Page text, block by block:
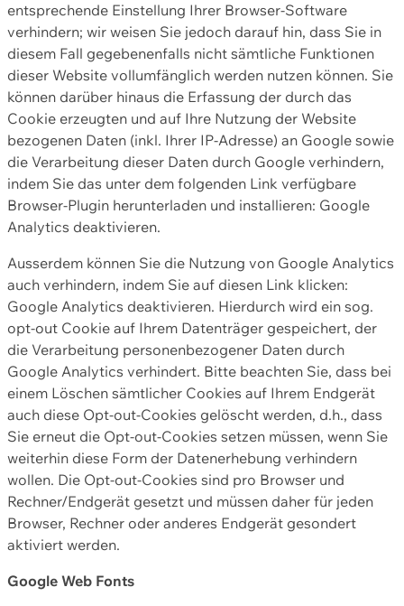
entsprechende Einstellung Ihrer Browser-Software
verhindern; wir weisen Sie jedoch darauf hin, dass Sie in
diesem Fall gegebenenfalls nicht sämtliche Funktionen
dieser Website vollumfänglich werden nutzen können. Sie
können darüber hinaus die Erfassung der durch das
Cookie erzeugten und auf Ihre Nutzung der Website
bezogenen Daten (inkl. Ihrer IP-Adresse) an Google sowie
die Verarbeitung dieser Daten durch Google verhindern,
indem Sie das unter dem folgenden Link verfügbare
Browser-Plugin herunterladen und installieren: Google
Analytics deaktivieren.
Ausserdem können Sie die Nutzung von Google Analytics
auch verhindern, indem Sie auf diesen Link klicken:
Google Analytics deaktivieren. Hierdurch wird ein sog.
opt-out Cookie auf Ihrem Datenträger gespeichert, der
die Verarbeitung personenbezogener Daten durch
Google Analytics verhindert. Bitte beachten Sie, dass bei
einem Löschen sämtlicher Cookies auf Ihrem Endgerät
auch diese Opt-out-Cookies gelöscht werden, d.h., dass
Sie erneut die Opt-out-Cookies setzen müssen, wenn Sie
weiterhin diese Form der Datenerhebung verhindern
wollen. Die Opt-out-Cookies sind pro Browser und
Rechner/Endgerät gesetzt und müssen daher für jeden
Browser, Rechner oder anderes Endgerät gesondert
aktiviert werden.
Google Web Fonts